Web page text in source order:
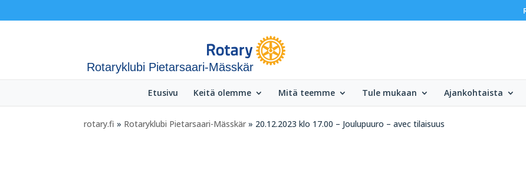
Rotaryklubi Pietarsaari-Mässkär
Etusivu Keitä olemme Mitä teemme Tule mukaan Ajankohtaista
rotary.fi » Rotaryklubi Pietarsaari-Mässkär » 20.12.2023 klo 17.00 – Joulupuuro – avec tilaisuus